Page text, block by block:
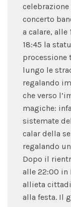
concerto
a calare, alle
18:45 la
processione
lungo le
regalando
che verso
magiche:
sistemate
calar della
regalando
Dopo il
alle 22:00 in
allieta
alla festa. Il